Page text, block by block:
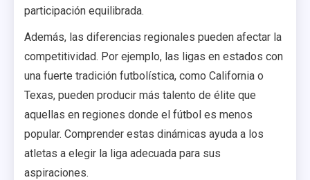
participación equilibrada.
Además, las diferencias regionales pueden afectar la
competitividad. Por ejemplo, las ligas en estados con
una fuerte tradición futbolística, como California o
Texas, pueden producir más talento de élite que
aquellas en regiones donde el fútbol es menos
popular. Comprender estas dinámicas ayuda a los
atletas a elegir la liga adecuada para sus
aspiraciones.